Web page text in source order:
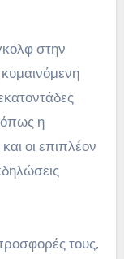
στην
όπως η
οι επιπλέον
τους,